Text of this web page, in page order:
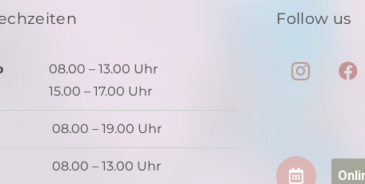
08.00 – 13.00 Uhr
15.00 – 17.00 Uhr
08.00 – 19.00 Uhr
08.00 – 13.00 Uhr
Follow us